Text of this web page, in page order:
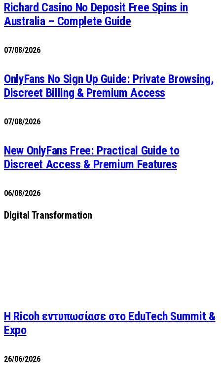
Richard Casino No Deposit Free Spins in
Australia – Complete Guide
07/08/2026
OnlyFans No Sign Up Guide: Private Browsing,
Discreet Billing & Premium Access
07/08/2026
New OnlyFans Free: Practical Guide to
Discreet Access & Premium Features
06/08/2026
Digital Transformation
Η Ricoh εντυπωσίασε στο EduTech Summit &
Expo
26/06/2026